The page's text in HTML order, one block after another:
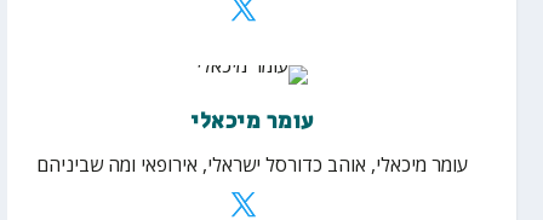
עומר מיכאלי
עומר מיכאלי, אוהב כדורסל ישראלי, אירופאי ומה שביניהם